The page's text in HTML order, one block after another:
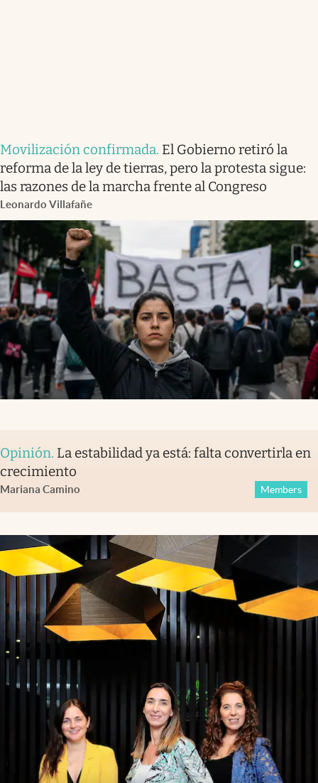
Movilización confirmada. El Gobierno retiró la
reforma de la ley de tierras, pero la protesta sigue:
las razones de la marcha frente al Congreso
Leonardo Villafañe
Opinión. La estabilidad ya está: falta convertirla en
crecimiento
Mariana Camino Members